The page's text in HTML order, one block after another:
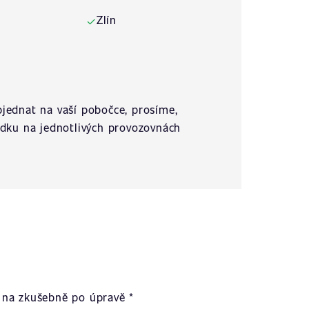
✓Zlín
na vaší pobočce, prosíme,
na jednotlivých provozovnách
zkušebně po úpravě *